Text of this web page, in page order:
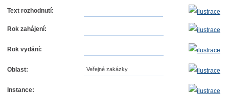
Text rozhodnutí:
Rok zahájení:
Rok vydání:
Oblast: Veřejné zakázky
Instance: